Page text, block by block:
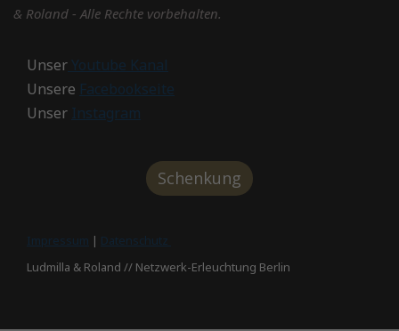
& Roland - Alle Rechte vorbehalten.
UnserYoutube Kanal
Unsere Facebookseite
Unser Instagram
Schenkung
Impressum | Datenschutz
Ludmilla & Roland // Netzwerk-Erleuchtung Berlin